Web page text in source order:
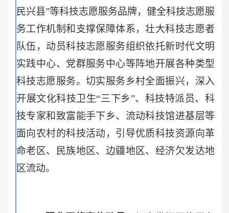
民兴县”等科技志愿服务品牌，健全科技志愿服
务工作机制和支撑保障体系，壮大科技志愿者
队伍，动员科技志愿服务组织依托新时代文明
实践中心、党群服务中心等阵地开展各种类型
科技志愿服务。切实服务乡村全面振兴，深入
开展文化科技卫生“三下乡”、科技特派员、科
技专家和致富能手下乡、流动科技馆进基层等
面向农村的科技活动，引导优质科技资源向革
命老区、民族地区、边疆地区、经济欠发达地
区流动。